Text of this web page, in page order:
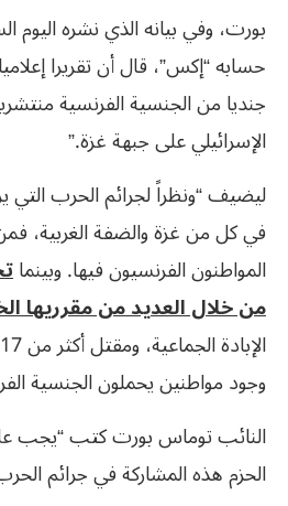
جنديا من الجنسية الفرنسية
الإسرائيلي على جبهة غزة.”
ليضيف “ونظراً لجرائم الحرب التي
في كل من غزة والضفة الغربية،
المواطنون الفرنسيون فيها. وبينما
من خلال العديد من مقرريها
وجود مواطنين يحملون الجنسية
النائب توماس بورت كتب “يجب
الحزم هذه المشاركة في جرائم